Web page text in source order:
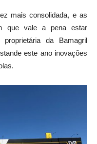
mais consolidada, e as
que vale a pena estar
da Bamagril
este ano inovações